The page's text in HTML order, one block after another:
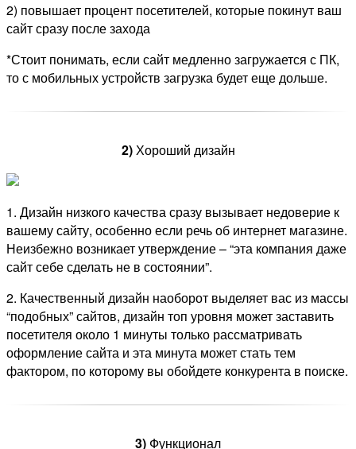
2) повышает процент посетителей, которые покинут ваш
сайт сразу после захода
*Стоит понимать, если сайт медленно загружается с ПК,
то с мобильных устройств загрузка будет еще дольше.
2)Хороший дизайн
1. Дизайн низкого качества сразу вызывает недоверие к
вашему сайту, особенно если речь об интернет магазине.
Неизбежно возникает утверждение – “эта компания даже
сайт себе сделать не в состоянии”.
2. Качественный дизайн наоборот выделяет вас из массы
“подобных” сайтов, дизайн топ уровня может заставить
посетителя около 1 минуты только рассматривать
оформление сайта и эта минута может стать тем
фактором, по которому вы обойдете конкурента в поиске.
3) Функционал